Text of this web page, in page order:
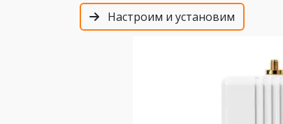
Настроим и установим